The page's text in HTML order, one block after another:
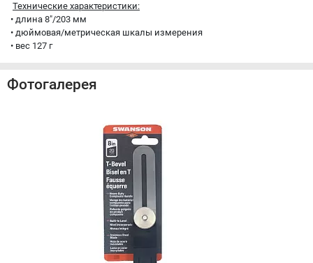
Технические характеристики:
• длина 8"/203 мм
• дюймовая/метрическая шкалы измерения
• вес 127 г
Фотогалерея